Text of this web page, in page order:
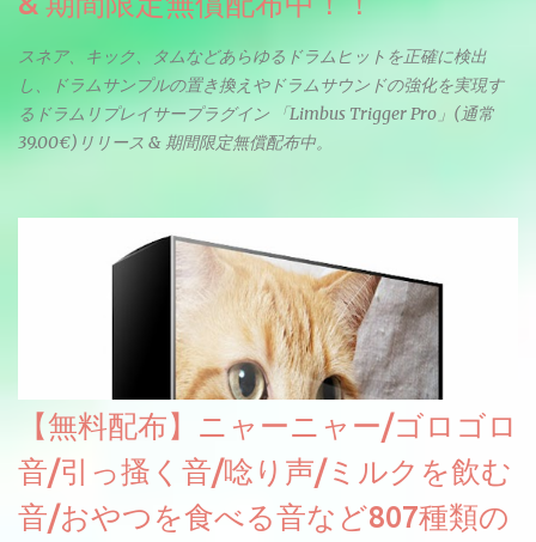
スネア、キック、タムなどあらゆるドラムヒットを正確に検出
し、ドラムサンプルの置き換えやドラムサウンドの強化を実現す
るドラムリプレイサープラグイン 「Limbus Trigger Pro」(通常
39.00€)リリース & 期間限定無償配布中。
【無料配布】ニャーニャー/ゴロゴロ
音/引っ搔く音/唸り声/ミルクを飲む
音/おやつを食べる音など807種類の